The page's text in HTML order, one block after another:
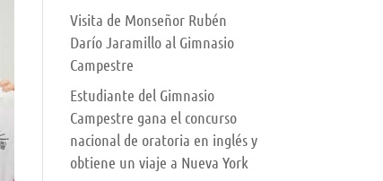
Visita de Monseñor Rubén
Darío Jaramillo al Gimnasio
Campestre
Estudiante del Gimnasio
Campestre gana el concurso
nacional de oratoria en inglés y
obtiene un viaje a Nueva York